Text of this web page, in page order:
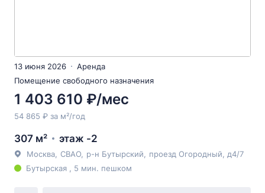
13 июня 2026
Аренда
Помещение свободного назначения
1 403 610 ₽/мес
54 865 ₽ за м²/год
307 м² этаж -2
Москва СВАО р-н Бутырский проезд Огородный , д4/7
Бутырская , 5 мин. пешком